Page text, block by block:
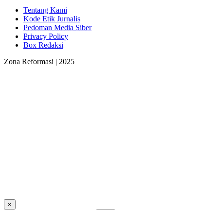
Tentang Kami
Kode Etik Jurnalis
Pedoman Media Siber
Privacy Policy
Box Redaksi
Zona Reformasi | 2025
×